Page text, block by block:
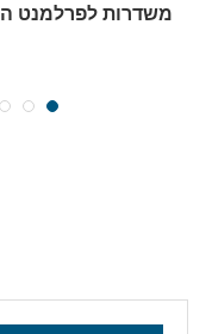
משדרות לפרלמנט